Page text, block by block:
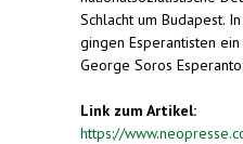
Schlacht um Budapest.
gingen Esperantisten
George Soros
Link zum Artikel:
https://